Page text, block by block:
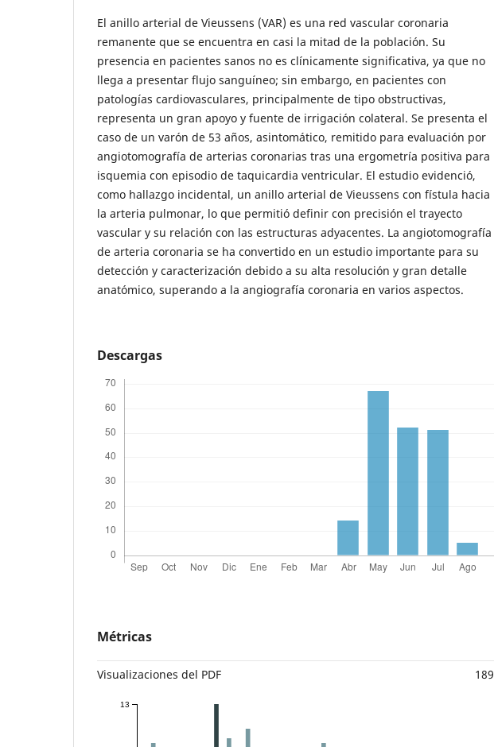
El anillo arterial de Vieussens (VAR) es una red vascular coronaria
remanente que se encuentra en casi la mitad de la población. Su
presencia en pacientes sanos no es clínicamente significativa, ya que no
llega a presentar flujo sanguíneo; sin embargo, en pacientes con
patologías cardiovasculares, principalmente de tipo obstructivas,
representa un gran apoyo y fuente de irrigación colateral. Se presenta el
caso de un varón de 53 años, asintomático, remitido para evaluación por
angiotomografía de arterias coronarias tras una ergometría positiva para
isquemia con episodio de taquicardia ventricular. El estudio evidenció,
como hallazgo incidental, un anillo arterial de Vieussens con fístula hacia
la arteria pulmonar, lo que permitió definir con precisión el trayecto
vascular y su relación con las estructuras adyacentes. La angiotomografía
de arteria coronaria se ha convertido en un estudio importante para su
detección y caracterización debido a su alta resolución y gran detalle
anatómico, superando a la angiografía coronaria en varios aspectos.
Descargas
Métricas
Visualizaciones del PDF 189
13